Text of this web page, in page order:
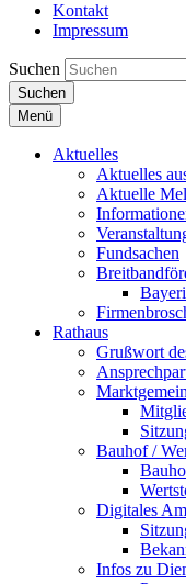
Kontakt
Impressum
Suchen
Suchen
Menü
Aktuelles
Aktuelles
Aktuelle
Fundsachen
Rathaus
Grußwort
Bauhof /
Digitales
Infos zu